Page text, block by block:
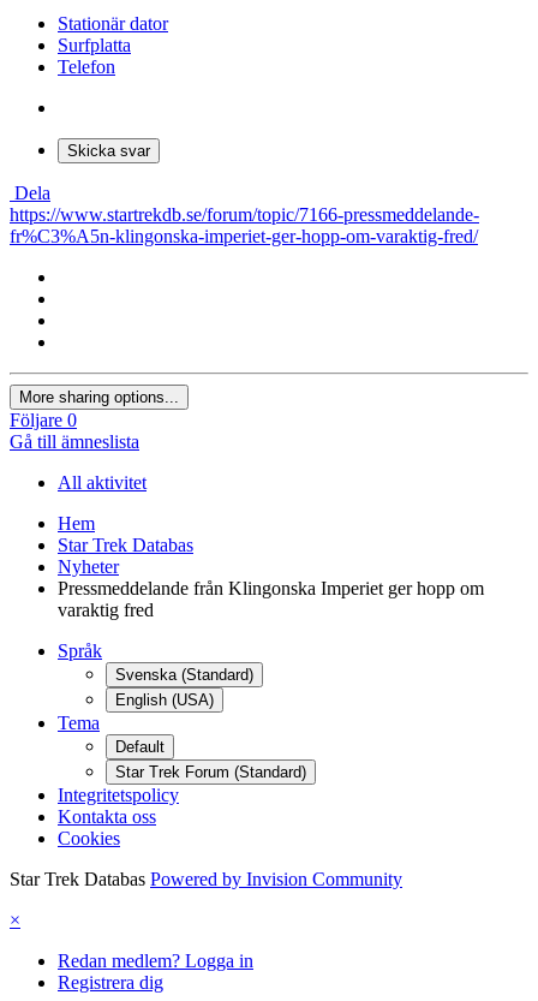
Stationär dator
Surfplatta
Telefon
Skicka svar
Dela
https://www.startrekdb.se/forum/topic/7166-pressmeddelande-
fr%C3%A5n-klingonska-imperiet-ger-hopp-om-varaktig-fred/
More sharing options...
Följare 0
Gå till ämneslista
All aktivitet
Hem
Star Trek Databas
Nyheter
Pressmeddelande från Klingonska Imperiet ger hopp om
varaktig fred
Språk
Svenska (Standard)
English (USA)
Tema
Default
Star Trek Forum (Standard)
Integritetspolicy
Kontakta oss
Cookies
Star Trek Databas Powered by Invision Community
×
Redan medlem? Logga in
Registrera dig